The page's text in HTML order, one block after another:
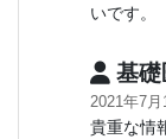
いです。
基
2021年7月
貴重な情